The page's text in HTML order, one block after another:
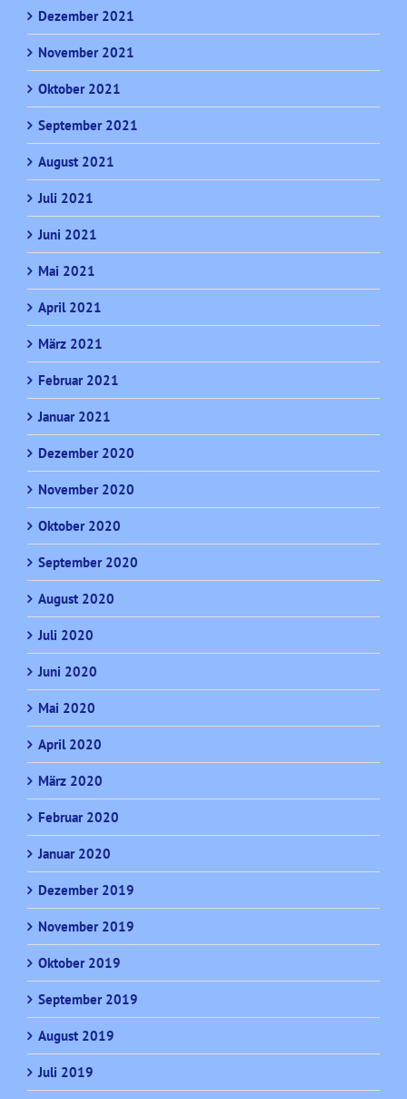
Dezember 2021
November 2021
Oktober 2021
September 2021
August 2021
Juli 2021
Juni 2021
Mai 2021
April 2021
März 2021
Februar 2021
Januar 2021
Dezember 2020
November 2020
Oktober 2020
September 2020
August 2020
Juli 2020
Juni 2020
Mai 2020
April 2020
März 2020
Februar 2020
Januar 2020
Dezember 2019
November 2019
Oktober 2019
September 2019
August 2019
Juli 2019